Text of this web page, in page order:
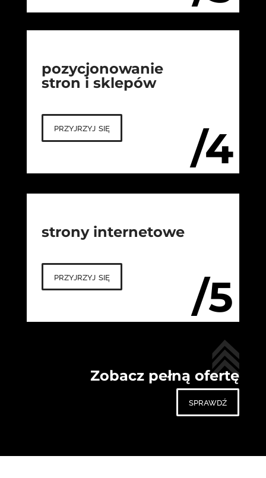
/4
pozycjonowanie
stron i sklepów
przyjrzyj się
/5
strony internetowe
przyjrzyj się
Zobacz pełną ofertę
sprawdź